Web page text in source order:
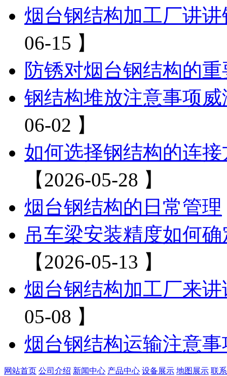
烟台钢结构加工厂讲
06-15 】
防锈对烟台钢结构的
钢结构堆放注意事项
06-02 】
如何选择钢结构的连
【2026-05-28 】
烟台钢结构的日常管理
吊车梁安装精度如何
【2026-05-13 】
烟台钢结构加工厂来
05-08 】
烟台钢结构运输注意事
网站首页 公司介绍 新闻中心 产品中心 设备展示 地图展示 联